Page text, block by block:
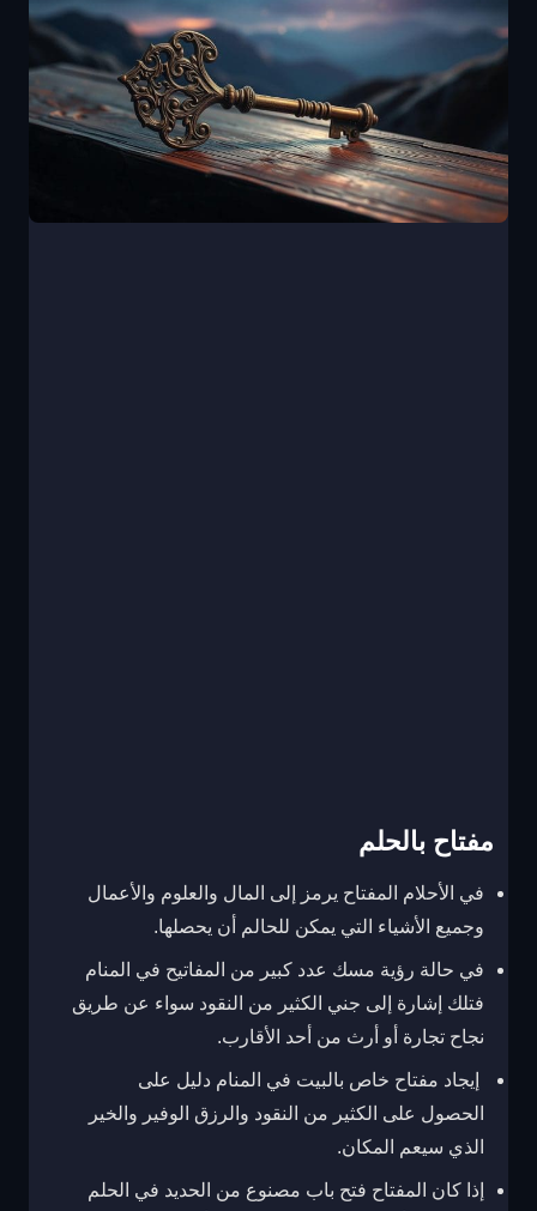
مفتاح بالحلم
في الأحلام المفتاح يرمز إلى المال والعلوم والأعمال
وجميع الأشياء التي يمكن للحالم أن يحصلها.
في حالة رؤية مسك عدد كبير من المفاتيح في المنام
فتلك إشارة إلى جني الكثير من النقود سواء عن طريق
نجاح تجارة أو أرث من أحد الأقارب.
إيجاد مفتاح خاص بالبيت في المنام دليل على
الحصول على الكثير من النقود والرزق الوفير والخير
الذي سيعم المكان.
إذا كان المفتاح فتح باب مصنوع من الحديد في الحلم